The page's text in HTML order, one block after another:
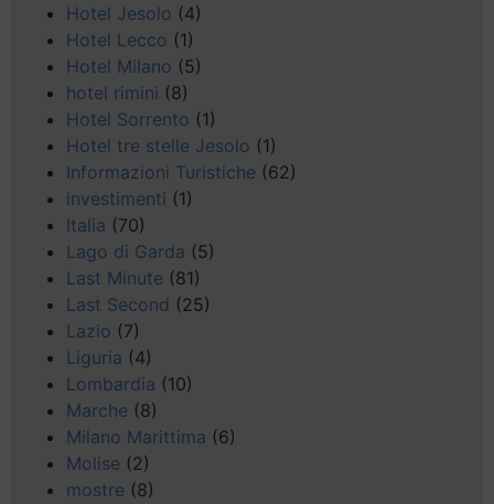
Hotel Jesolo (4)
Hotel Lecco (1)
Hotel Milano (5)
hotel rimini (8)
Hotel Sorrento (1)
Hotel tre stelle Jesolo (1)
Informazioni Turistiche (62)
investimenti (1)
Italia (70)
Lago di Garda (5)
Last Minute (81)
Last Second (25)
Lazio (7)
Liguria (4)
Lombardia (10)
Marche (8)
Milano Marittima (6)
Molise (2)
mostre (8)